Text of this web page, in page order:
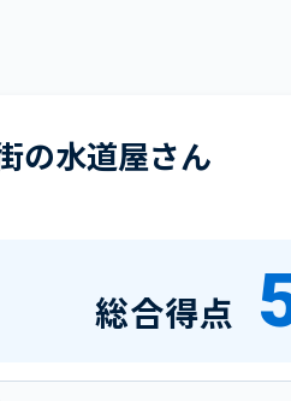
の水道屋さん
総合得点